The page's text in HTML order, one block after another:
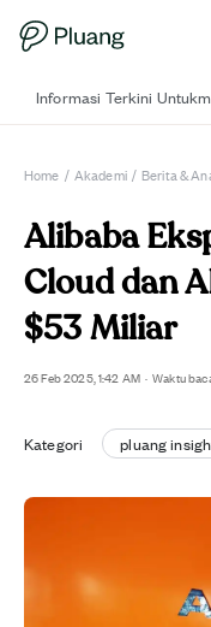
Informasi Terkini
Home / Akademi / Berita &
Alibaba
Cloud dan
$53 Miliar
26 Feb 2025, 1:42 AM · Waktu
Kategori pluang